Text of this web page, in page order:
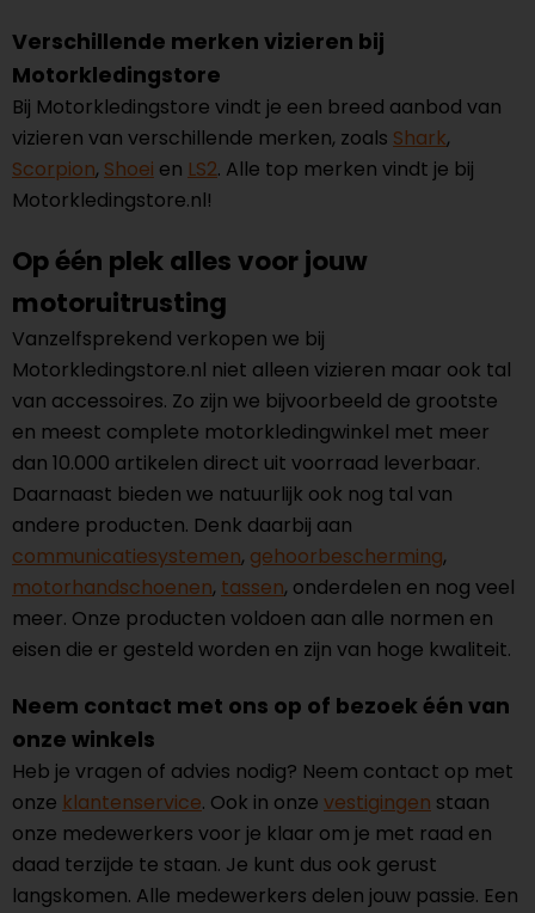
Verschillende merken vizieren bij
Motorkledingstore
Bij Motorkledingstore vindt je een breed aanbod van
vizieren van verschillende merken, zoals Shark,
Scorpion, Shoei en LS2. Alle top merken vindt je bij
Motorkledingstore.nl!
Op één plek alles voor jouw
motoruitrusting
Vanzelfsprekend verkopen we bij
Motorkledingstore.nl niet alleen vizieren maar ook tal
van accessoires. Zo zijn we bijvoorbeeld de grootste
en meest complete motorkledingwinkel met meer
dan 10.000 artikelen direct uit voorraad leverbaar.
Daarnaast bieden we natuurlijk ook nog tal van
andere producten. Denk daarbij aan
communicatiesystemen, gehoorbescherming,
motorhandschoenen, tassen, onderdelen en nog veel
meer. Onze producten voldoen aan alle normen en
eisen die er gesteld worden en zijn van hoge kwaliteit.
Neem contact met ons op of bezoek één van
onze winkels
Heb je vragen of advies nodig? Neem contact op met
onze klantenservice. Ook in onze vestigingen staan
onze medewerkers voor je klaar om je met raad en
daad terzijde te staan. Je kunt dus ook gerust
langskomen. Alle medewerkers delen jouw passie. Een